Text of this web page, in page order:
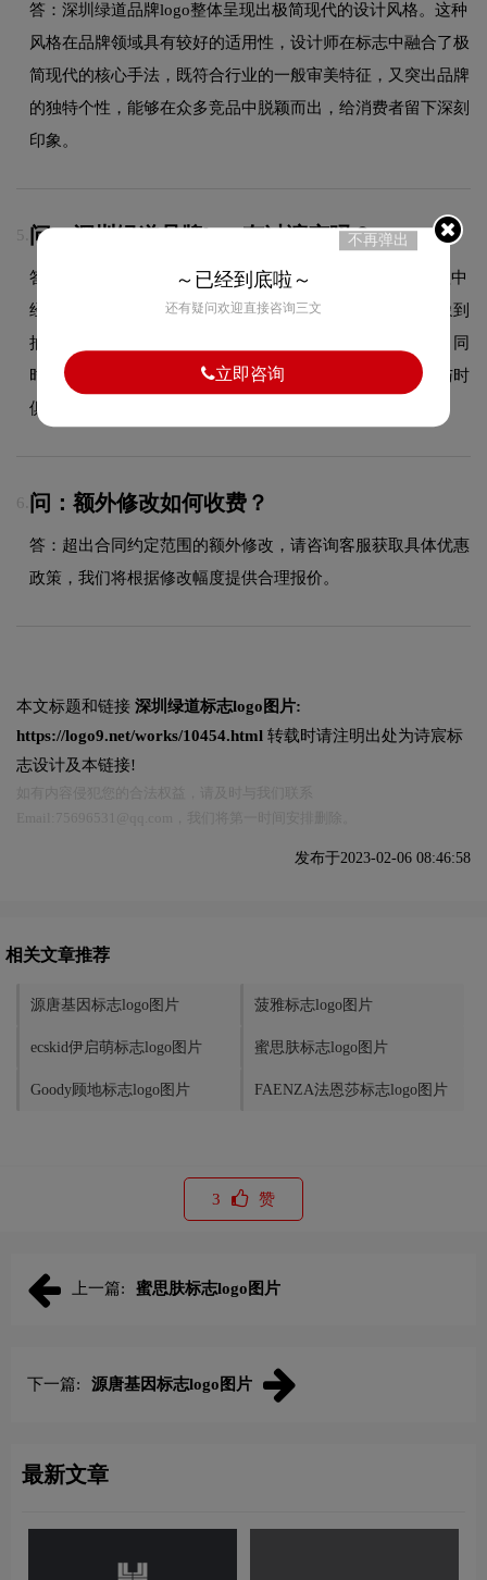
答：深圳绿道品牌logo整体呈现出极简现代的设计风格。这种
风格在品牌领域具有较好的适用性，设计师在标志中融合了极
简现代的核心手法，既符合行业的一般审美特征，又突出品牌
的独特个性，能够在众多竞品中脱颖而出，给消费者留下深刻
印象。
5. 问：深圳绿道品牌logo有过演变吗？
答：作为品牌领域的品牌，深圳绿道的品牌logo在发展过程中
经历了持续优化与迭代，整体呈现出从复杂到简约、从具象到
抽象的现代化演变趋势。每一次更新都紧跟时代审美潮流，同
时保持品牌核心识别元素的延续性，使品牌视觉形象始终与时
俱进，历久弥新。
6. 问：额外修改如何收费？
答：超出合同约定范围的额外修改，请咨询客服获取具体优惠
政策，我们将根据修改幅度提供合理报价。
本文标题和链接 深圳绿道标志logo图片:
https://logo9.net/works/10454.html 转载时请注明出处为诗宸标
志设计及本链接!
发布于2023-02-06 08:46:58
相关文章推荐
源唐基因标志logo图片 菠雅标志logo图片
ecskid伊启萌标志logo图片 蜜思肤标志logo图片
Goody顾地标志logo图片 FAENZA法恩莎标志logo图片
3 赞
上一篇: 蜜思肤标志logo图片
下一篇: 源唐基因标志logo图片
最新文章
不再弹出
～已经到底啦～
还有疑问欢迎直接咨询三文
立即咨询